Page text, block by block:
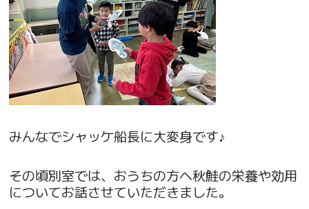
みんなでシャッケ船長に大変身です♪
その頃別室では、おうちの方へ秋鮭の栄養や効用
についてお話させていただきました。